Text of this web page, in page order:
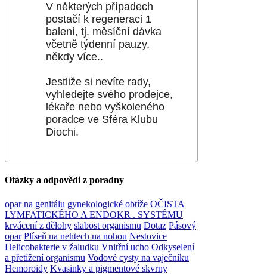
V některých případech
postačí k regeneraci 1
balení, tj. měsíční dávka
včetně týdenní pauzy,
někdy více..
Jestliže si nevíte rady,
vyhledejte svého prodejce,
lékaře nebo vyškoleného
poradce ve Sféra Klubu
Diochi.
Otázky a odpovědi z poradny
opar na genitálu gynekologické obtíže OČISTA
LYMFATICKÉHO A ENDOKR . SYSTÉMU
krvácení z dělohy slabost organismu Dotaz Pásový
opar Plíseň na nehtech na nohou Nestovice
Helicobakterie v žaludku Vnitřní ucho Odkyselení
a přetížení organismu Vodové cysty na vaječníku
Hemoroidy Kvasinky a pigmentové skvrny